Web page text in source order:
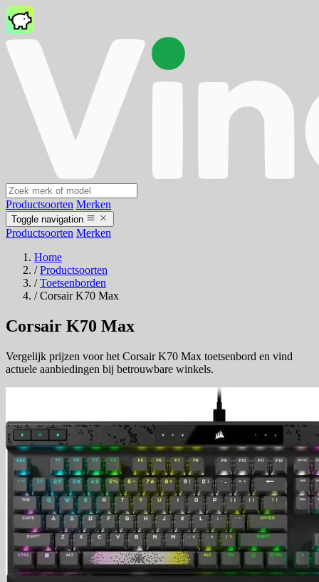
Productsoorten Merken
Toggle navigation
Productsoorten Merken
Home
/ Productsoorten
/ Toetsenborden
/ Corsair K70 Max
Corsair K70 Max
Vergelijk prijzen voor het Corsair K70 Max toetsenbord en vind
actuele aanbiedingen bij betrouwbare winkels.